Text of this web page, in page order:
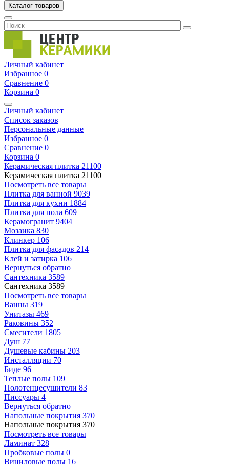
Каталог товаров
Личный кабинет
Избранное 0
Сравнение 0
Корзина 0
Личный кабинет
Список заказов
Персональные данные
Избранное 0
Сравнение 0
Корзина 0
Керамическая плитка 21100
Керамическая плитка 21100
Посмотреть все товары
Плитка для ванной 9039
Плитка для кухни 1884
Плитка для пола 609
Керамогранит 9404
Мозаика 830
Клинкер 106
Плитка для фасадов 214
Клей и затирка 106
Вернуться обратно
Сантехника 3589
Сантехника 3589
Посмотреть все товары
Ванны 319
Унитазы 469
Раковины 352
Смесители 1805
Душ 77
Душевые кабины 203
Инсталляции 70
Биде 96
Теплые полы 109
Полотенцесушители 83
Писсуары 4
Вернуться обратно
Напольные покрытия 370
Напольные покрытия 370
Посмотреть все товары
Ламинат 328
Пробковые полы 0
Виниловые полы 16